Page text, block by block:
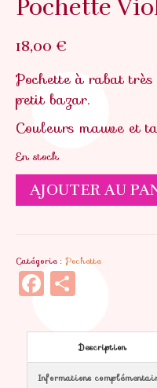
Pochette
18,00 €
Pochette à rabat
petit bazar.
Couleurs mauve et
En stock
quantité
de
AJOUTER AU
Catégorie : Pochette
Facebook
Description
Informations